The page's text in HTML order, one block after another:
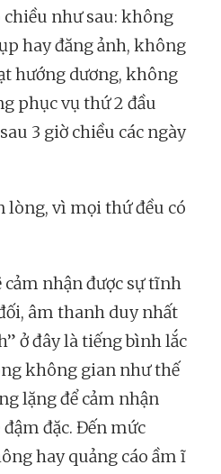
như sau: không
hay đăng ảnh, không
hướng dương, không
phục vụ thứ 2 đầu
3 giờ chiều các ngày
lòng, vì mọi thứ đều có
cảm nhận được sự tĩnh
âm thanh duy nhất
ở đây là tiếng bình lắc
không gian như thế
lặng để cảm nhận
đặc. Đến mức
hay quảng cáo ầm ĩ